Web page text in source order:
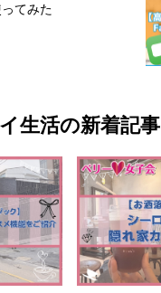
てみた
生活の新着記事